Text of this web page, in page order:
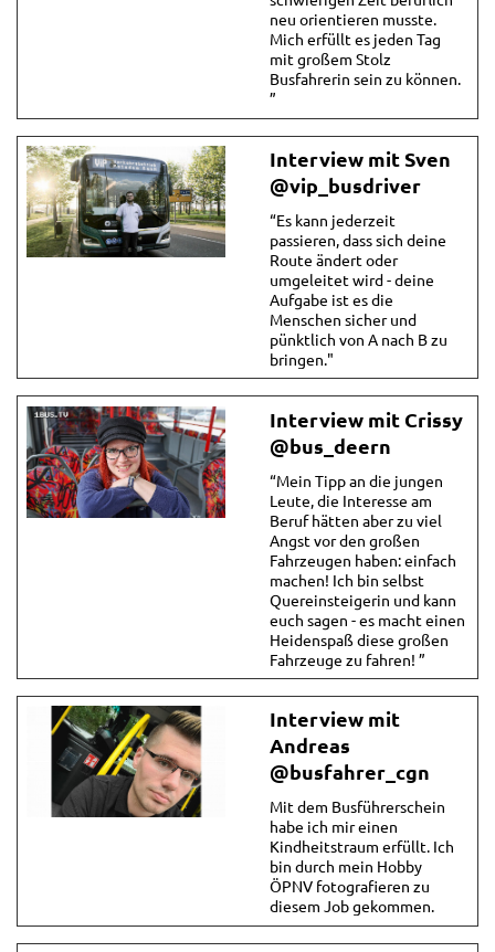
neu orientieren musste.
Mich erfüllt es jeden Tag
mit großem Stolz
Busfahrerin sein zu können.
”
Interview mit Sven
@vip_busdriver
“Es kann jederzeit
passieren, dass sich deine
Route ändert oder
umgeleitet wird - deine
Aufgabe ist es die
Menschen sicher und
pünktlich von A nach B zu
bringen."
Interview mit Crissy
@bus_deern
“Mein Tipp an die jungen
Leute, die Interesse am
Beruf hätten aber zu viel
Angst vor den großen
Fahrzeugen haben: einfach
machen! Ich bin selbst
Quereinsteigerin und kann
euch sagen - es macht einen
Heidenspaß diese großen
Fahrzeuge zu fahren! ”
Interview mit
Andreas
@busfahrer_cgn
Mit dem Busführerschein
habe ich mir einen
Kindheitstraum erfüllt. Ich
bin durch mein Hobby
ÖPNV fotografieren zu
diesem Job gekommen.